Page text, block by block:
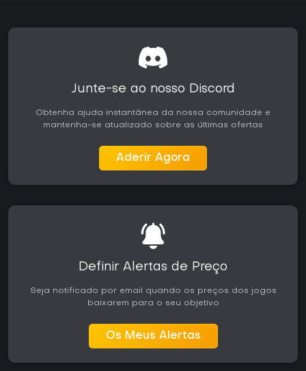
Junte-se ao nosso Discord
Obtenha ajuda instantânea da nossa comunidade e
mantenha-se atualizado sobre as últimas ofertas
Aderir Agora
Definir Alertas de Preço
Seja notificado por email quando os preços dos jogos
baixarem para o seu objetivo
Os Meus Alertas